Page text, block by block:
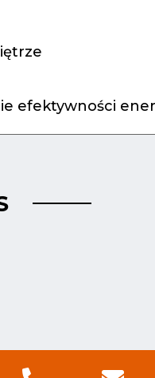
efektywności